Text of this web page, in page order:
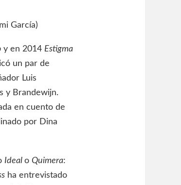
García)
y en 2014 Estigma
un par de
Luis
y Brandewijn.
en cuento de
por Dina
Ideal o Quimera:
ha entrevistado